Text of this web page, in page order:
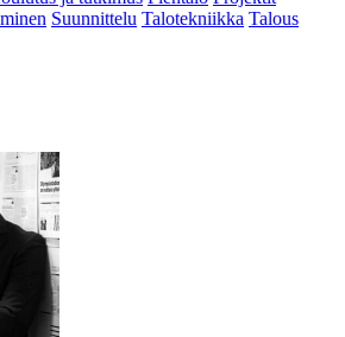
Suunnittelu Talotekniikka Talous